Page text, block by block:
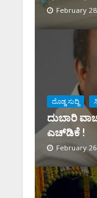
February
ದೊಡ್ಡ ಸುದ್ದಿ
ದುಬಾರಿ
ಎಚ್‌ಡಿಕೆ !
February